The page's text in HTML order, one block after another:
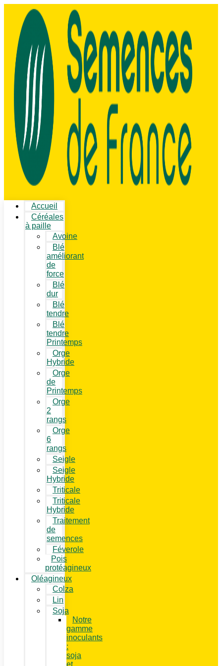
Accueil
Céréales
à paille
Avoine
Blé
améliorant
de
force
Blé
dur
Blé
tendre
Blé
tendre
Printemps
Orge
Hybride
Orge
de
Printemps
Orge
2
rangs
Orge
6
rangs
Seigle
Seigle
Hybride
Triticale
Triticale
Hybride
Traitement
de
semences
Féverole
Pois
protéagineux
Oléagineux
Colza
Lin
Soja
Notre
gamme
inoculants
:
soja
et